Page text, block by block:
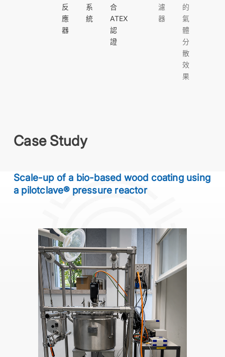
反
應
器
系
統
合
ATEX
認
證
濾
器
的
氣
體
分
散
效
果
Case Study
Scale-up of a bio-based wood coating using
a pilotclave® pressure reactor